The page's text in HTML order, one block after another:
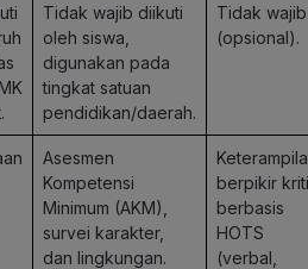
Tidak wajib diikuti
oleh siswa,
digunakan pada
tingkat satuan
pendidikan/daerah.
Tidak wajib
(opsional).
Asesmen
Kompetensi
Minimum (AKM),
survei karakter,
dan lingkungan.
berpikir
berbasis
HOTS
(verbal,